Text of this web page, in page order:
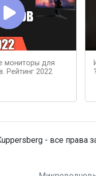
мониторы для
Рейтинг 2022
?
- все права